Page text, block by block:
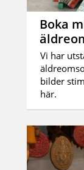
Boka
Vi har
bilder
här.